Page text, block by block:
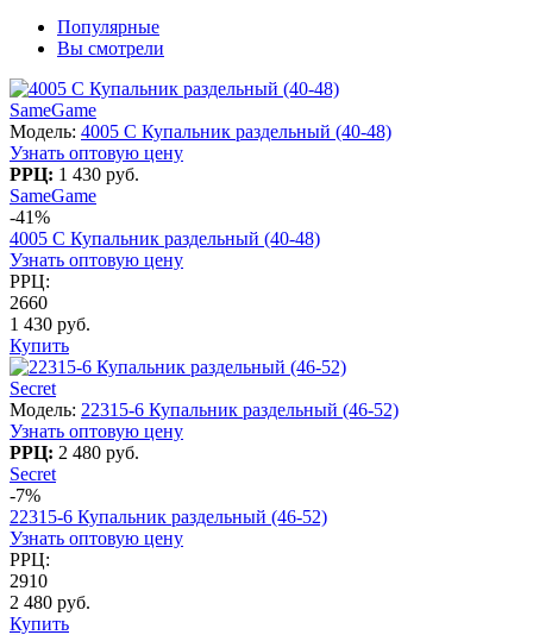
Популярные
Вы смотрели
SameGame
Модель: 4005 C Купальник раздельный (40-48)
Узнать оптовую цену
РРЦ: 1 430 руб.
SameGame
-41%
4005 C Купальник раздельный (40-48)
Узнать оптовую цену
РРЦ:
2660
1 430 руб.
Купить
Secret
Модель: 22315-6 Купальник раздельный (46-52)
Узнать оптовую цену
РРЦ: 2 480 руб.
Secret
-7%
22315-6 Купальник раздельный (46-52)
Узнать оптовую цену
РРЦ:
2910
2 480 руб.
Купить